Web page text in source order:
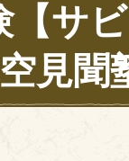
【サ
見聞